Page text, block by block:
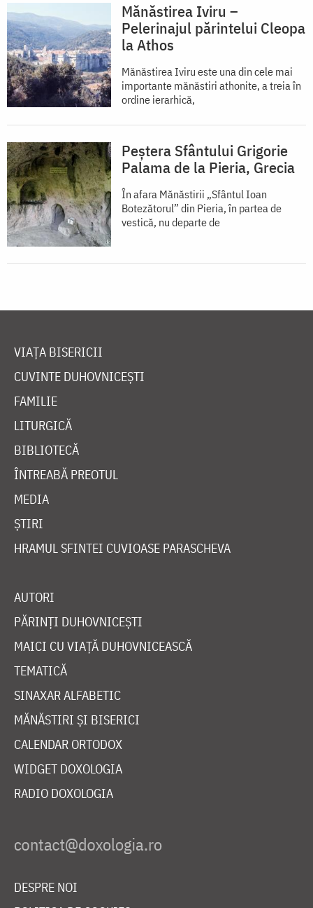
Mănăstirea Iviru –
Pelerinajul părintelui Cleopa
la Athos
Mănăstirea Iviru este una din cele mai
importante mănăstiri athonite, a treia în
ordine ierarhică,
Peștera Sfântului Grigorie
Palama de la Pieria, Grecia
În afara Mănăstirii „Sfântul Ioan
Botezătorul” din Pieria, în partea de
vestică, nu departe de
VIAȚA BISERICII
CUVINTE DUHOVNICEȘTI
FAMILIE
LITURGICĂ
BIBLIOTECĂ
ÎNTREABĂ PREOTUL
MEDIA
ȘTIRI
HRAMUL SFINTEI CUVIOASE PARASCHEVA
AUTORI
PĂRINȚI DUHOVNICEȘTI
MAICI CU VIAȚĂ DUHOVNICEASCĂ
TEMATICĂ
SINAXAR ALFABETIC
MĂNĂSTIRI ȘI BISERICI
CALENDAR ORTODOX
WIDGET DOXOLOGIA
RADIO DOXOLOGIA
DESPRE NOI